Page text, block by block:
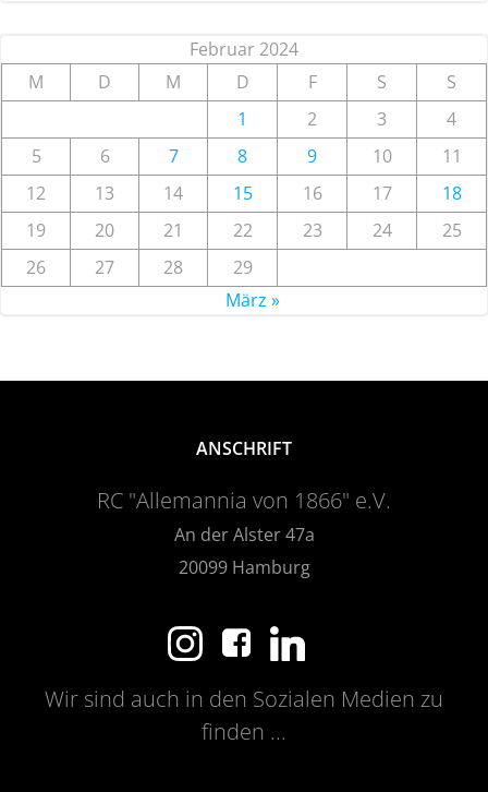
Februar 2024
M
D M D F S
S
1
2 3
4
5
6 7 8 9 10
11
12
13 14 15 16 17
18
19
20 21 22 23 24
25
26
27 28
29
März »
ANSCHRIFT
RC "Allemannia von 1866" e.V.
An der Alster 47a
20099 Hamburg
Wir sind auch in den Sozialen Medien zu
finden ...